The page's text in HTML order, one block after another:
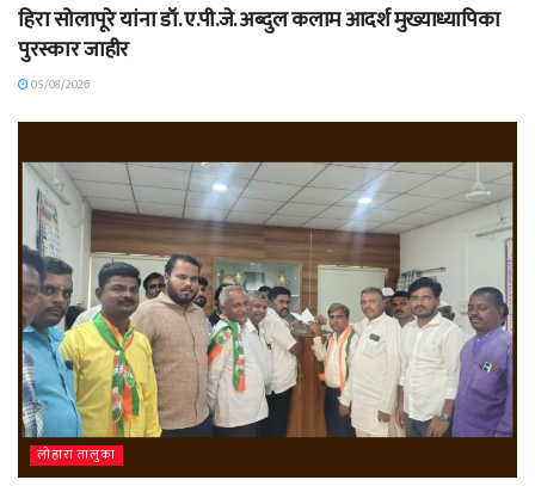
हिरा सोलापूरे यांना डॉ. ए.पी.जे. अब्दुल कलाम आदर्श मुख्याध्यापिका
पुरस्कार जाहीर
05/08/2026
लोहारा तालुका